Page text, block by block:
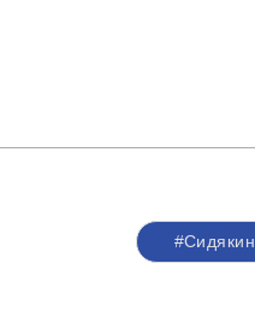
#Сидякин